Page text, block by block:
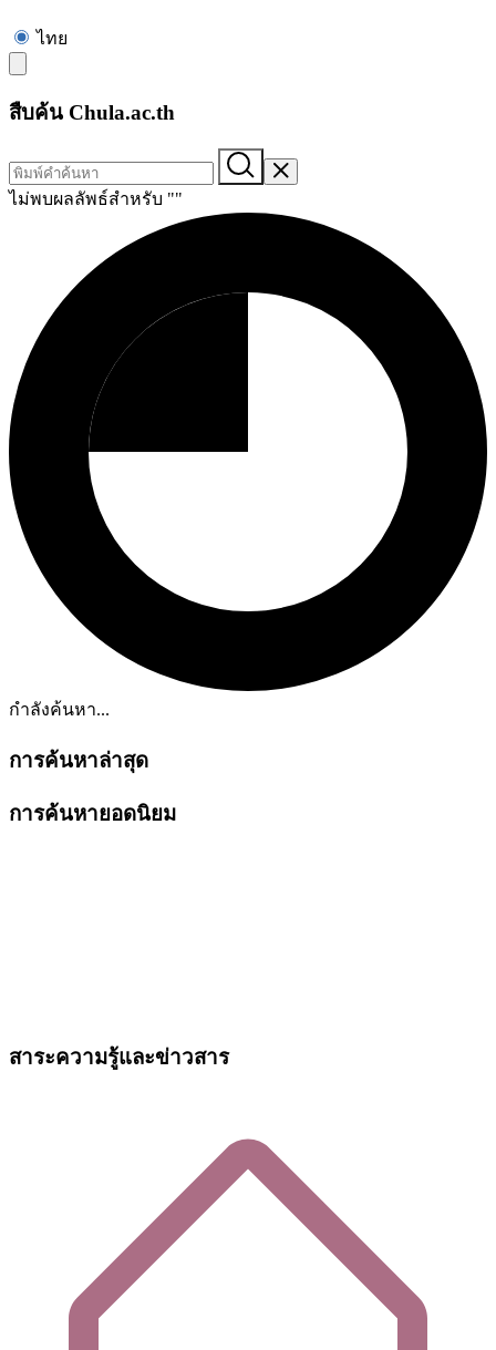
ไทย
สืบค้น Chula.ac.th
ไม่พบผลลัพธ์สำหรับ ""
กำลังค้นหา...
การค้นหาล่าสุด
การค้นหายอดนิยม
สาระความรู้และข่าวสาร